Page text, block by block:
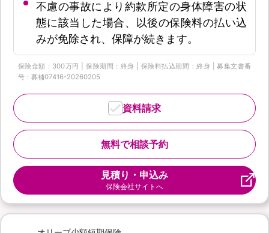
不慮の事故により約款所定の身体障害の状
態に該当した場合、以後の保険料の払い込
みが免除され、保障が続きます。
保険金額：300万円 | 保険期間：終身 | 保険料払込期間：終身 | 募集文書番
号：募補07416-20260205
無料で相談予約
資料請求
見積り・申込み
保険会社サイトへ